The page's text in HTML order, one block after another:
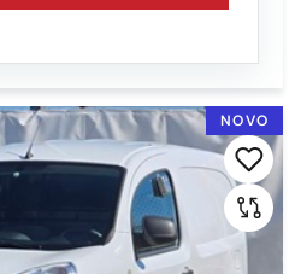
NOVO